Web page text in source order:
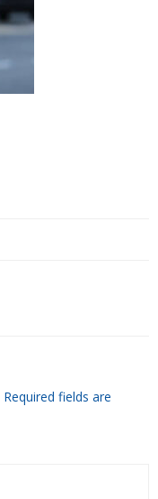
Required fields are